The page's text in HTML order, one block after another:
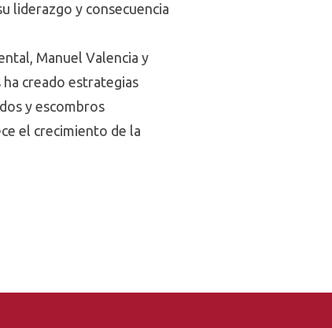
liderazgo y consecuencia
Manuel Valencia y
creado estrategias
y escombros
el crecimiento de la